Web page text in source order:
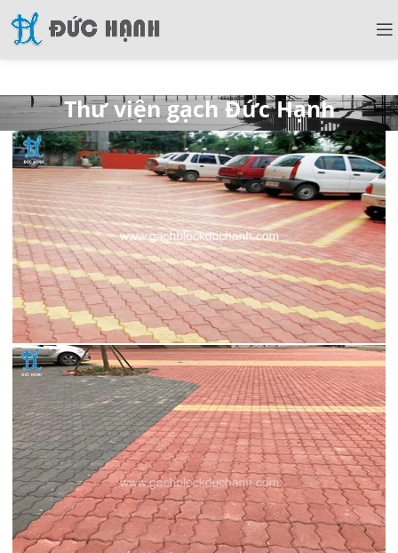
Thư viện gạch Đức Hạnh